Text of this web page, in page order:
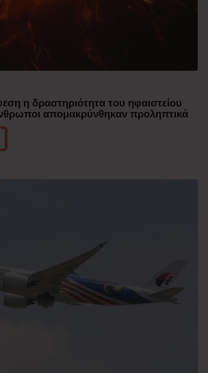
η δραστηριότητα του ηφαιστείου
απομακρύνθηκαν προληπτικά